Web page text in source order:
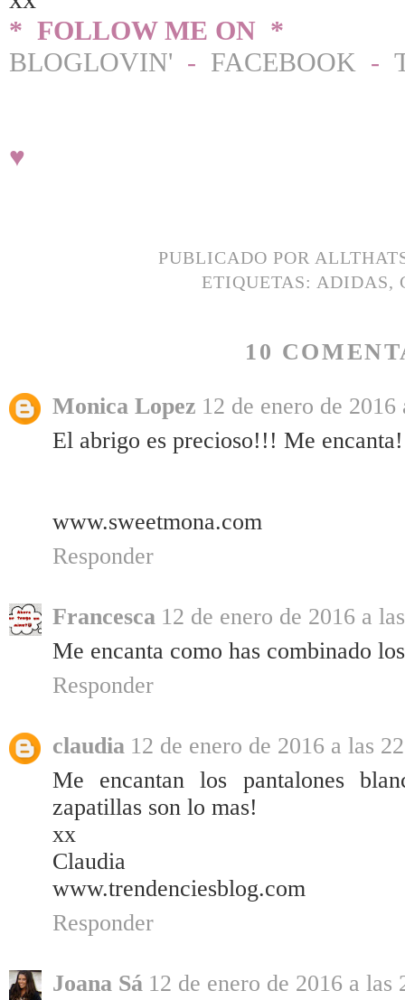
* FOLLOW ME ON *
BLOGLOVIN' - FACEBOOK -
♥
PUBLICADO POR
ETIQUETAS: ADIDAS,
10
Monica Lopez 12 de enero de 2016
El abrigo es precioso!!! Me encanta!
www.sweetmona.com
Responder
Francesca 12 de enero de 2016 a
Me encanta como has combinado
Responder
claudia 12 de enero de 2016 a las
Me encantan los pantalones
zapatillas son lo mas!
xx
Claudia
www.trendenciesblog.com
Responder
Joana Sá 12 de enero de 2016 a las